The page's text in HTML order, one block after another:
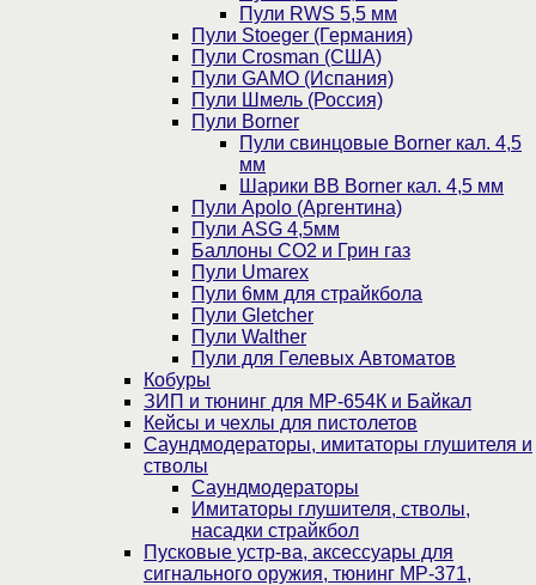
Пули RWS 5,5 мм
Пули Stoeger (Германия)
Пули Crosman (США)
Пули GAMO (Испания)
Пули Шмель (Россия)
Пули Borner
Пули свинцовые Borner кал. 4,5
мм
Шарики BB Borner кал. 4,5 мм
Пули Apolo (Аргентина)
Пули ASG 4,5мм
Баллоны CO2 и Грин газ
Пули Umarex
Пули 6мм для страйкбола
Пули Gletcher
Пули Walther
Пули для Гелевых Автоматов
Кобуры
ЗИП и тюнинг для МР-654К и Байкал
Кейсы и чехлы для пистолетов
Саундмодераторы, имитаторы глушителя и
стволы
Саундмодераторы
Имитаторы глушителя, стволы,
насадки страйкбол
Пусковые устр-ва, аксессуары для
сигнального оружия, тюнинг МР-371,